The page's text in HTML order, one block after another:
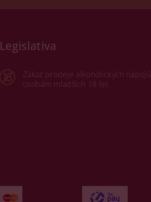
Legislativa
Zákaz prodeje alkoholických nápojů
osobám mladších 18 let.